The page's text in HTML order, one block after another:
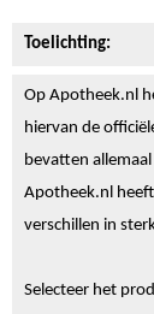
Toelichting:
Op Apotheek.nl
hiervan de
bevatten
Apotheek.nl
verschillen in
Selecteer het